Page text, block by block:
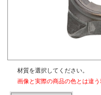
材質を選択してください。
画像と実際の商品の色とは違う